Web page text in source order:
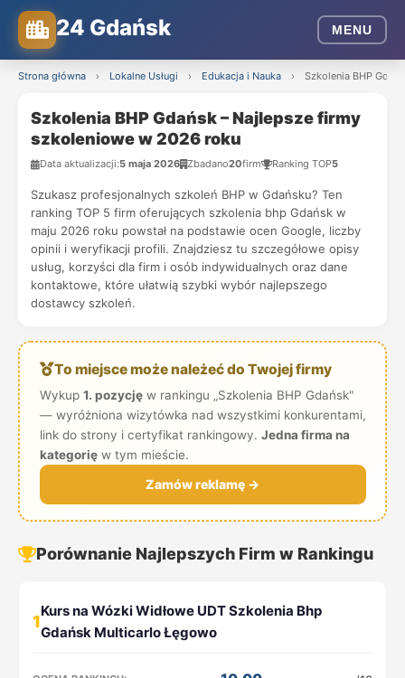
24 Gdańsk MENU
Strona główna › Lokalne Usługi › Edukacja i Nauka › Szkolenia BHP
Szkolenia BHP Gdańsk – Najlepsze firmy
szkoleniowe w 2026 roku
Data aktualizacji:5 maja 2026 Zbadano20firm Ranking TOP5
Szukasz profesjonalnych szkoleń BHP w Gdańsku? Ten
ranking TOP 5 firm oferujących szkolenia bhp Gdańsk w
maju 2026 roku powstał na podstawie ocen Google, liczby
opinii i weryfikacji profili. Znajdziesz tu szczegółowe opisy
usług, korzyści dla firm i osób indywidualnych oraz dane
kontaktowe, które ułatwią szybki wybór najlepszego
dostawcy szkoleń.
To miejsce może należeć do Twojej firmy
Wykup 1. pozycjęw rankingu „Szkolenia BHP Gdańsk"
— wyróżniona wizytówka nad wszystkimi konkurentami,
link do strony i certyfikat rankingowy. Jedna firma na
kategorięw tym mieście.
Zamów reklamę →
Porównanie Najlepszych Firm w Rankingu
1